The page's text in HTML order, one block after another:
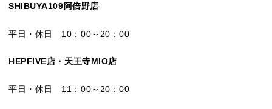
SHIBUYA109阿倍野店
平日・休日 10：00～20：00
HEPFIVE店・天王寺MIO店
平日・休日 11：00～20：00